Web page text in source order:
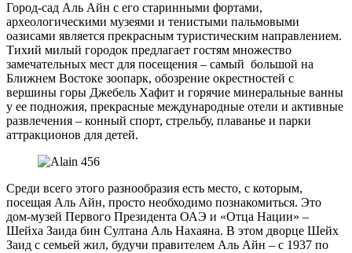
Город-сад Аль Айн с его старинными фортами,
археологическими музеями и тенистыми пальмовыми
оазисами является прекрасным туристическим направлением.
Тихий милый городок предлагает гостям множество
замечательных мест для посещения – самый большой на
Ближнем Востоке зоопарк, обозрение окрестностей с
вершины горы Джебель Хафит и горячие минеральные ванны
у ее подножия, прекрасные международные отели и активные
развлечения – конный спорт, стрельбу, плаванье и парки
аттракционов для детей.
Среди всего этого разнообразия есть место, с которым,
посещая Аль Айн, просто необходимо познакомиться. Это
дом-музей Первого Президента ОАЭ и «Отца Нации» –
Шейха Заида бин Султана Аль Нахаяна. В этом дворце Шейх
Заид с семьей жил, будучи правителем Аль Айн – с 1937 по